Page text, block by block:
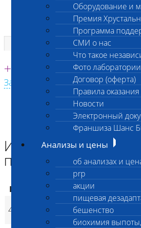
Единая круглосуточная справочная
+7 495 260 0 260
Заказать звонок с сайта
Оборудование и
Премия
Программа
СМИ о нас
Что такое
Фото лаборатории
Договор (оферта)
Правила
Новости
Электронный
Франшиза Шанс
Анализы и цены
об анализах и
prp
акции
пищевая
бешенство
биохимия
Главная страница
Анализы и цены
ИНФЕКЦИОННЫЕ ПРОФИЛИ (ПЦР)
Инфекционный скрининг для птиц
Инфекционный
птиц
Код Наименование услуг
4152
Инфекционный
скрининг для птиц